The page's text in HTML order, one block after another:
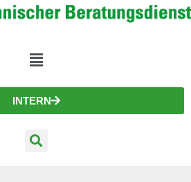
INTERN